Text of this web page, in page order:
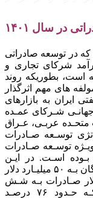
در سال ۱۴۰۱
که در توسعه صادراتی
شرکای تجاری و
است، بطوریکه روند
های مهم اثرگذار
ایران به بازارهای
شـرکای عمـده
متحـده عربـی، عـراق
توسـعه صـادرات
توسـعه صـادرات
اسـت. در ایـن
راهبـرد بنـا بـر آن بـوده صـادرات بـه همسـایگان بـه ۵۰ میلیـارد دلار
حـدود ۳۸ میلیـارد دلار صـادرات بـه شـش
کشـور مـورد بررسـی صـورت گرفتـه کـه حـدود ۷۶ درصـد